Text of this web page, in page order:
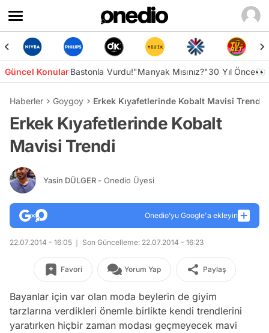
Güncel KonularBastonla Vurdu!"Manyak Mısınız?"30 Yıl Önce👀
Haberler Goygoy Erkek Kıyafetlerinde Kobalt Mavisi Trendi
Erkek Kıyafetlerinde Kobalt
Mavisi Trendi
Yasin DÜLGER - Onedio Üyesi
Onedio’yu Google'a ekleyin
22.07.2014 - 16:05 Son Güncelleme: 22.07.2014 - 16:23
Favori Yorum Yap Paylaş
Bayanlar için var olan moda beylerin de giyim
tarzlarına verdikleri önemle birlikte kendi trendlerini
yaratırken hiçbir zaman modası geçmeyecek mavi